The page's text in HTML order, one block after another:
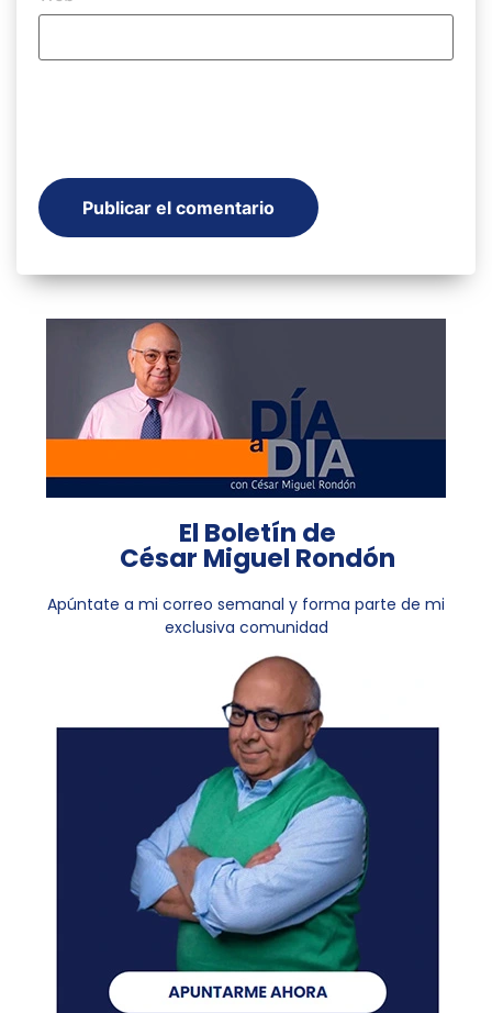
El Boletín de
César Miguel Rondón
Apúntate a mi correo semanal y forma parte de mi
exclusiva comunidad